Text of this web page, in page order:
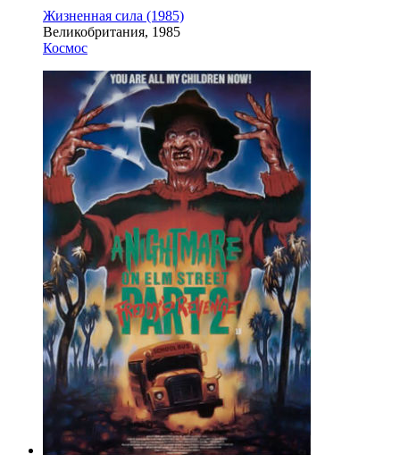
Жизненная сила (1985)
Великобритания, 1985
Космос